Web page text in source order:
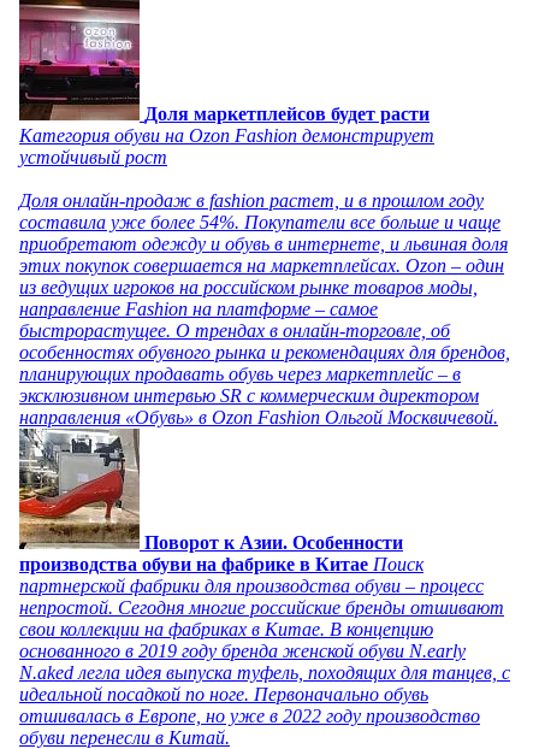
Доля маркетплейсов будет расти
Категория обуви на Ozon Fashion демонстрирует
устойчивый рост
Доля онлайн-продаж в fashion растет, и в прошлом году
составила уже более 54%. Покупатели все больше и чаще
приобретают одежду и обувь в интернете, и львиная доля
этих покупок совершается на маркетплейсах. Ozon – один
из ведущих игроков на российском рынке товаров моды,
направление Fashion на платформе – самое
быстрорастущее. О трендах в онлайн-торговле, об
особенностях обувного рынка и рекомендациях для брендов,
планирующих продавать обувь через маркетплейс – в
эксклюзивном интервью SR с коммерческим директором
направления «Обувь» в Ozon Fashion Ольгой Москвичевой.
Поворот к Азии. Особенности
производства обуви на фабрике в Китае Поиск
партнерской фабрики для производства обуви – процесс
непростой. Сегодня многие российские бренды отшивают
свои коллекции на фабриках в Китае. В концепцию
основанного в 2019 году бренда женской обуви N.early
N.aked легла идея выпуска туфель, походящих для танцев, с
идеальной посадкой по ноге. Первоначально обувь
отшивалась в Европе, но уже в 2022 году производство
обуви перенесли в Китай.